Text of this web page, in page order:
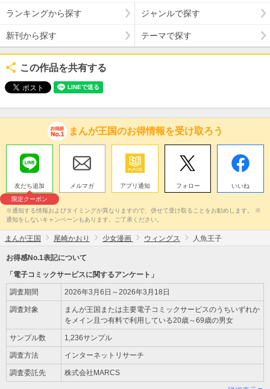
ランキングから探す ジャンルで探す
新刊から探す テーマで探す
この作品を共有する
まんが王国のお得情報を受け取ろう
友だち追加
限定クーポン
メルマガ アプリ通知 フォロー いいね
※通知する情報およびタイミングが異なりますので、併せて受け取ることをお勧めします。 ※
通知をしないキャンペーンもあります。ご了承ください。
まんが王国 尾崎かおり 少女漫画 ウィングス 人魚王子
お得感No.1表記について
「電子コミックサービスに関するアンケート」
調査期間 2026年3月6日～2026年3月18日
調査対象
まんが王国または主要電子コミックサービスのうちいずれか
をメイン且つ有料で利用している20歳～69歳の男女
サンプル数 1,236サンプル
調査方法 インターネットリサーチ
調査委託先 株式会社MARCS